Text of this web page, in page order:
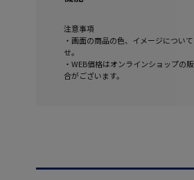
注意事項
・画面の商品の色、イメージについ
せ。
・WEB価格はオンラインショップの
合がございます。